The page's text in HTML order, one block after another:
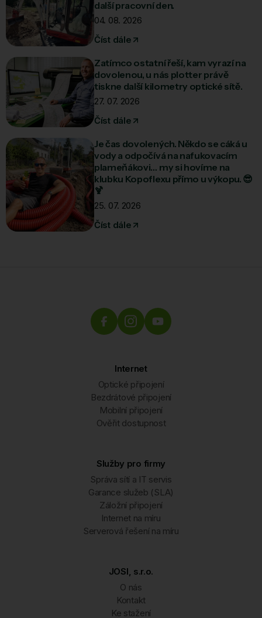
další pracovní den.
04. 08. 2026
Číst dále
Zatímco ostatní řeší, kam vyrazí na
dovolenou, u nás plotter právě
tiskne další kilometry optické sítě.
27. 07. 2026
Číst dále
Je čas dovolených. Někdo se cáká u
vody a odpočívá na nafukovacím
plameňákovi… my si hovíme na
klubku Kopoflexu přímo u výkopu. 😎
🍹
25. 07. 2026
Číst dále
Internet
Optické připojení
Bezdrátové připojení
Mobilní připojení
Ověřit dostupnost
Služby pro firmy
Správa sítí a IT servis
Garance služeb (SLA)
Záložní připojení
Internet na míru
Serverová řešení na míru
JOSI, s.r.o.
O nás
Kontakt
Ke stažení